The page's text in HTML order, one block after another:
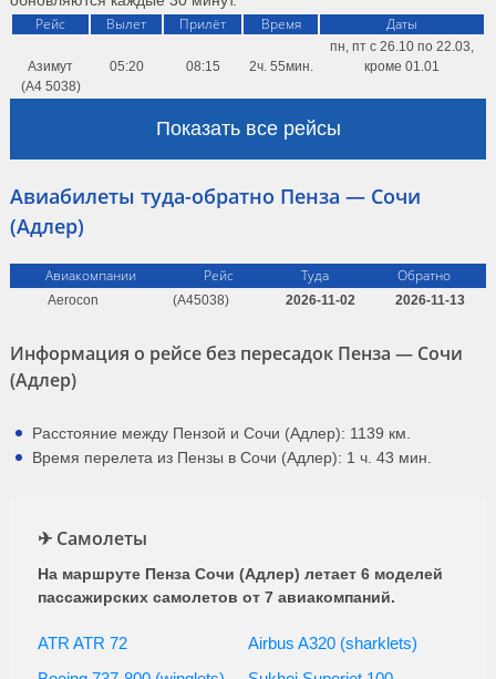
Рейс Вылет Прилёт Время Даты
Азимут
(A4 5038)
05:20 08:15 2ч. 55мин.
пн, пт с 26.10 по 22.03,
кроме 01.01
Показать все рейсы
Авиабилеты туда-обратно Пенза — Сочи
(Адлер)
Авиакомпании Рейс Туда Обратно
Aerocon (A45038) 2026-11-02 2026-11-13
Информация о рейсе без пересадок Пенза — Сочи
(Адлер)
Расстояние между Пензой и Сочи (Адлер): 1139 км.
Время перелета из Пензы в Сочи (Адлер): 1 ч. 43 мин.
✈ Самолеты
На маршруте Пенза Сочи (Адлер) летает 6 моделей
пассажирских самолетов от 7 авиакомпаний.
ATR ATR 72
Airbus A320 (sharklets)